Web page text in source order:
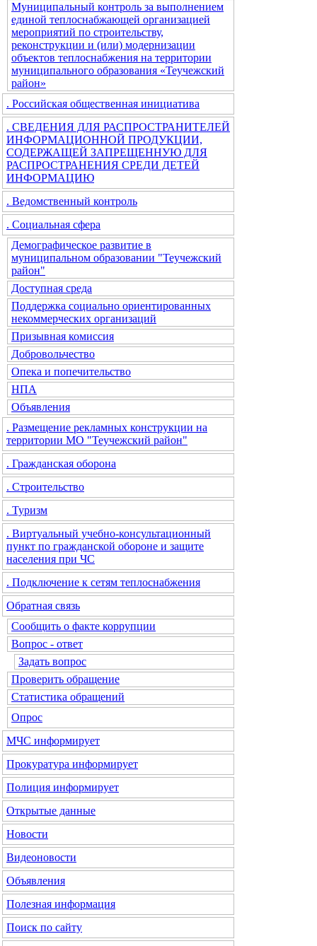
Муниципальный контроль за выполнением
единой теплоснабжающей организацией
мероприятий по строительству,
реконструкции и (или) модернизации
объектов теплоснабжения на территории
муниципального образования «Теучежский
район»
. Российская общественная инициатива
. СВЕДЕНИЯ ДЛЯ РАСПРОСТРАНИТЕЛЕЙ
ИНФОРМАЦИОННОЙ ПРОДУКЦИИ,
СОДЕРЖАЩЕЙ ЗАПРЕЩЕННУЮ ДЛЯ
РАСПРОСТРАНЕНИЯ СРЕДИ ДЕТЕЙ
ИНФОРМАЦИЮ
. Ведомственный контроль
. Социальная сфера
Демографическое развитие в
муниципальном образовании "Теучежский
район"
Доступная среда
Поддержка социально ориентированных
некоммерческих организаций
Призывная комиссия
Добровольчество
Опека и попечительство
НПА
Объявления
. Размещение рекламных конструкции на
территории МО "Теучежский район"
. Гражданская оборона
. Строительство
. Туризм
. Виртуальный учебно-консультационный
пункт по гражданской обороне и защите
населения при ЧС
. Подключение к сетям теплоснабжения
Обратная связь
Сообщить о факте коррупции
Вопрос - ответ
Задать вопрос
Проверить обращение
Статистика обращений
Опрос
МЧС информирует
Прокуратура информирует
Полиция информирует
Открытые данные
Новости
Видеоновости
Объявления
Полезная информация
Поиск по сайту